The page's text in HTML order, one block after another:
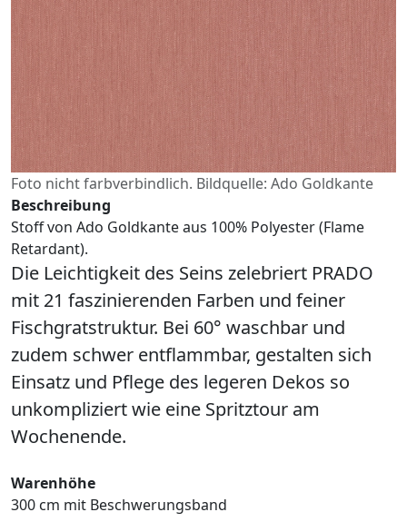
Foto nicht farbverbindlich. Bildquelle: Ado Goldkante
Beschreibung
Stoff von Ado Goldkante aus 100% Polyester (Flame
Retardant).
Die Leichtigkeit des Seins zelebriert PRADO
mit 21 faszinierenden Farben und feiner
Fischgratstruktur. Bei 60° waschbar und
zudem schwer entflammbar, gestalten sich
Einsatz und Pflege des legeren Dekos so
unkompliziert wie eine Spritztour am
Wochenende.
Warenhöhe
300 cm mit Beschwerungsband